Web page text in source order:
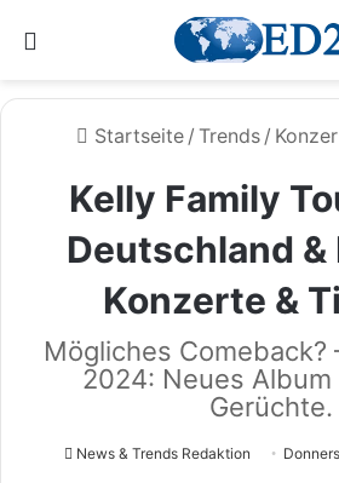
Startseite / Trends /
Kelly Family
Deutschland &
Konzerte &
Mögliches Comeback?
2024: Neues Album
Gerüchte.
News & Trends Redaktion